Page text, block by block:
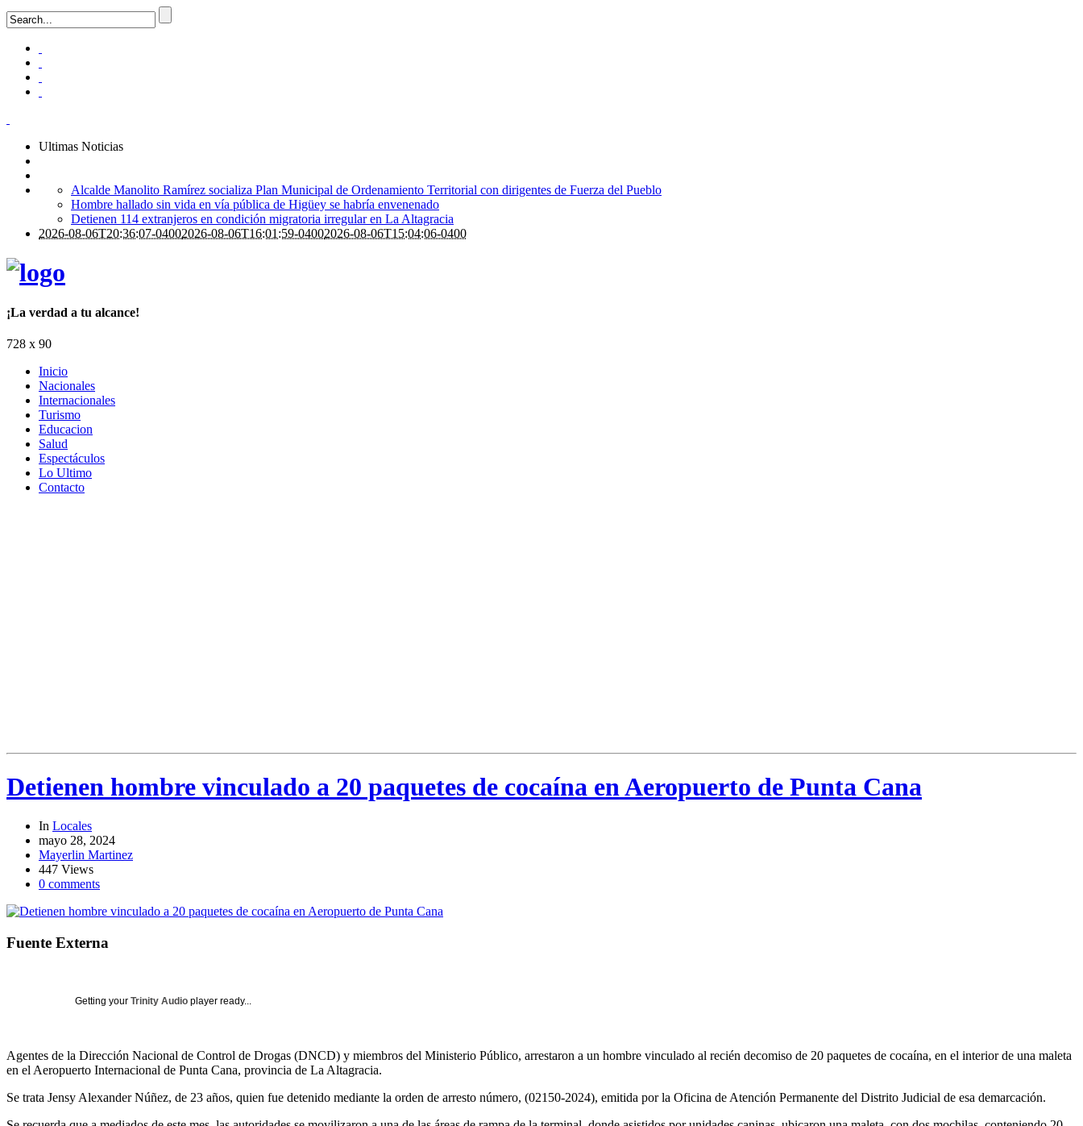
Ultimas Noticias
Alcalde Manolito Ramírez socializa Plan Municipal de Ordenamiento Territorial con dirigentes de Fuerza del Pueblo
Hombre hallado sin vida en vía pública de Higüey se habría envenenado
Detienen 114 extranjeros en condición migratoria irregular en La Altagracia
2026-08-06T20:36:07-04002026-08-06T16:01:59-04002026-08-06T15:04:06-0400
¡La verdad a tu alcance!
728 x 90
Inicio
Nacionales
Internacionales
Turismo
Educacion
Salud
Espectáculos
Lo Ultimo
Contacto
Detienen hombre vinculado a 20 paquetes de cocaína en Aeropuerto de Punta Cana
In Locales
mayo 28, 2024
Mayerlin Martinez
447 Views
0 comments
Fuente Externa
Getting your Trinity Audio player ready...
Agentes de la Dirección Nacional de Control de Drogas (DNCD) y miembros del Ministerio Público, arrestaron a un hombre vinculado al recién decomiso de 20 paquetes de cocaína, en el interior de una maleta
en el Aeropuerto Internacional de Punta Cana, provincia de La Altagracia.
Se trata Jensy Alexander Núñez, de 23 años, quien fue detenido mediante la orden de arresto número, (02150-2024), emitida por la Oficina de Atención Permanente del Distrito Judicial de esa demarcación.